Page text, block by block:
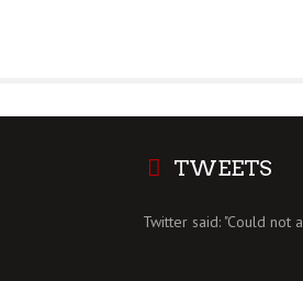
TWEETS
Twitter said: "Could not